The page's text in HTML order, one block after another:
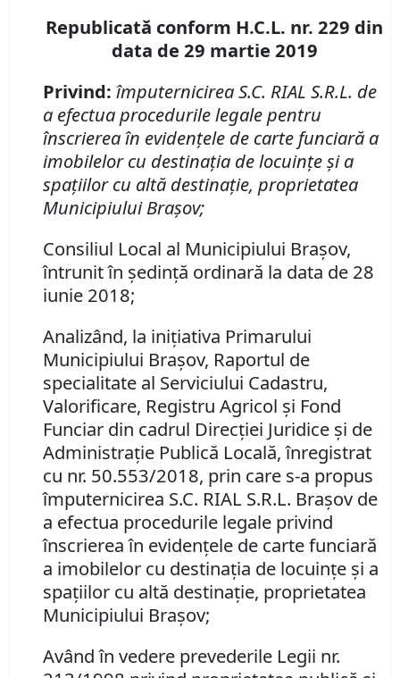
Republicată conform H.C.L. nr. 229 din
data de 29 martie 2019
Privind: împuternicirea S.C. RIAL S.R.L. de
a efectua procedurile legale pentru
înscrierea în evidenţele de carte funciară a
imobilelor cu destinaţia de locuinţe şi a
spaţiilor cu altă destinaţie, proprietatea
Municipiului Braşov;
Consiliul Local al Municipiului Braşov,
întrunit în şedinţă ordinară la data de 28
iunie 2018;
Analizând, la iniţiativa Primarului
Municipiului Braşov, Raportul de
specialitate al Serviciului Cadastru,
Valorificare, Registru Agricol şi Fond
Funciar din cadrul Direcţiei Juridice şi de
Administraţie Publică Locală, înregistrat
cu nr. 50.553/2018, prin care s-a propus
împuternicirea S.C. RIAL S.R.L. Braşov de
a efectua procedurile legale privind
înscrierea în evidenţele de carte funciară
a imobilelor cu destinaţia de locuinţe şi a
spaţiilor cu altă destinaţie, proprietatea
Municipiului Braşov;
Având în vedere prevederile Legii nr.